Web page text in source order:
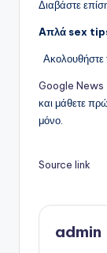
Διαβάστε
Aπλά sex tips
Google News
και μάθετε
μόνο.
Source link
admin